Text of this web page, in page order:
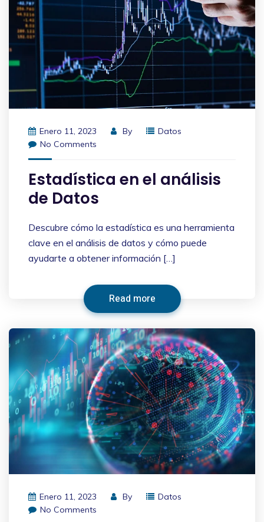
Enero 11, 2023 By
Datos
No Comments
Estadística en el análisis
de Datos
Descubre cómo la estadística es una herramienta
clave en el análisis de datos y cómo puede
ayudarte a obtener información […]
Read more
Enero 11, 2023 By
Datos
No Comments